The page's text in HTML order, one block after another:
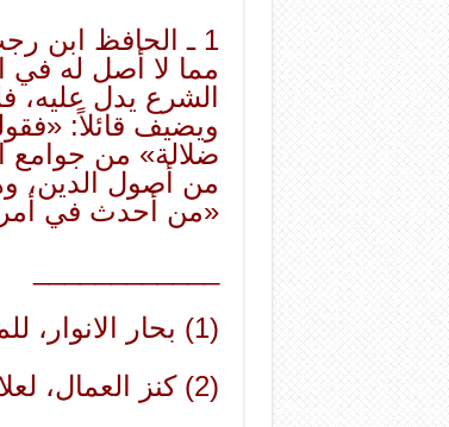
1 ـ الحافظ ابن
مما لا أصل له في
الشرع يدل عليه،
ويضيف قائلاً:
ضلالة» من جوامع
من أصول الدين،
«من أحدث في
(1) بحار الانوار، للمجلسي 2: 263 | 12 كتاب العلم باب 32.
(2) كنز العمال، لعلاء الدين الهندي 1: 221 | 1113.